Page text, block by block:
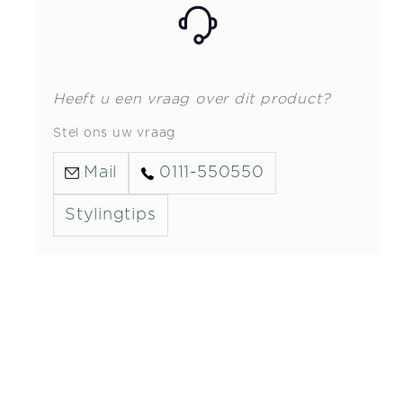
Heeft u een vraag over dit product?
Stel ons uw vraag
Mail 0111-550550
Stylingtips